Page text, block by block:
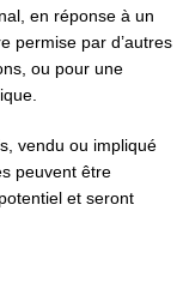
en réponse à un
permise par d’autres
ou pour une
vendu ou impliqué
peuvent être
et seront